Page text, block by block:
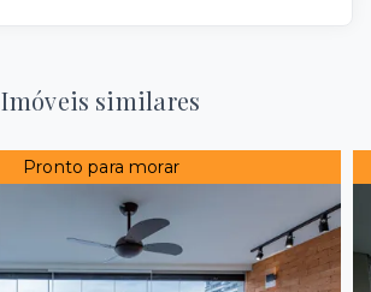
Imóveis similares
Pronto para morar